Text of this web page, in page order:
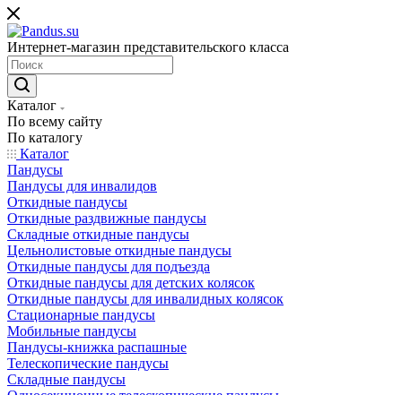
Интернет-магазин представительского класса
Каталог
По всему сайту
По каталогу
Каталог
Пандусы
Пандусы для инвалидов
Откидные пандусы
Откидные раздвижные пандусы
Складные откидные пандусы
Цельнолистовые откидные пандусы
Откидные пандусы для подъезда
Откидные пандусы для детских колясок
Откидные пандусы для инвалидных колясок
Стационарные пандусы
Мобильные пандусы
Пандусы-книжка распашные
Телескопические пандусы
Складные пандусы